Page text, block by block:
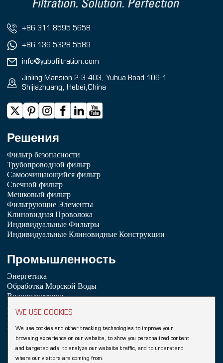
WE USE COOKIES
We use cookies and other tracking technologies to improve your
browsing experience on our website, to show you personalized content
and targeted ads, to analyze our website traffic, and to understand
where our visitors are coming from.
+86 311 8595 5658
+86 136 5328 5589
info@yubofiltration.com
Jinling Mansion 2-3-403, Yuhua Road 106-1,
Shijiazhuang, Hebei,China
Решения
Фильтр безопасности
Трубопроводной фильтр
Самоочищающийся фильтр
Свечной фильтр
Мешковый фильтр
Фильтрующие Элементы
Клиновидная Проволока
Индивидуальные Фильтры
Индивидуальные Клиновидные Конструкции
Промышленность
Энергетика
Обработка Морской Воды
Водоподготовка
Химическая Промышленность
Нефтепереработка
Пищевая промышленность и напитки
Copyright © 2026 Hebei YUBO Filtration Equipment Co.,Ltd.
Sitemap